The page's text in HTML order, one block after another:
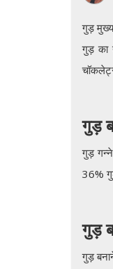
गुड़
गुड़ का
गुड़
गुड़
36%
गुड़
गुड़